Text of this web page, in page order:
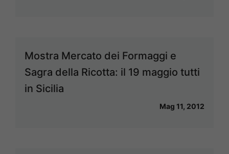
Mostra Mercato dei Formaggi e
Sagra della Ricotta: il 19 maggio tutti
in Sicilia
Mag 11, 2012